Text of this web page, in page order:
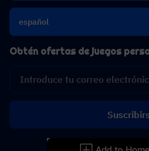
español
Obtén ofertas de juegos